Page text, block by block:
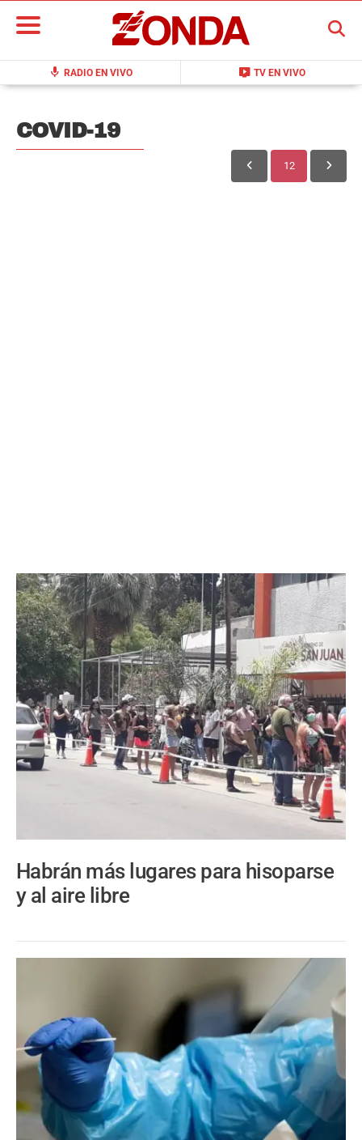
mic RADIO EN VIVO live_tv TV EN VIVO
BUSCAR
COVID-19
12
Habrán más lugares para hisoparse
y al aire libre